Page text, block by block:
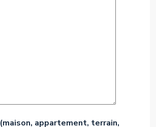
appartement, terrain,